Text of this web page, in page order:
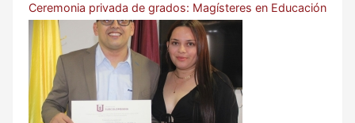
Ceremonia privada de grados: Magísteres en Educación